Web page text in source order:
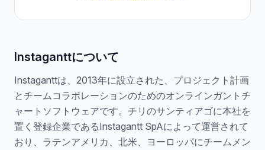
Instaganttについて
Instaganttは、2013年に設立された、プロジェクト計画
とチームコラボレーションのためのオンラインガントチ
ャートソフトウェアです。チリのサンティアゴに本社を
置く登録企業であるInstagantt SpAによって運営されて
おり、ラテンアメリカ、北米、ヨーロッパにチームメン